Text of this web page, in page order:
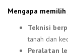
Mengapa
Teknisi
tanah dan
Peralatan